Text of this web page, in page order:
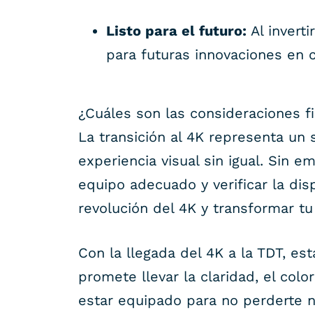
Listo para el futuro: Al
para futuras innovaciones en
¿Cuáles son las consideraciones
La transición al 4K representa
experiencia visual sin igual. Sin
equipo adecuado y verificar la
revolución del 4K y transformar
Con la llegada del 4K a la TDT,
promete llevar la claridad, el
estar equipado para no perderte